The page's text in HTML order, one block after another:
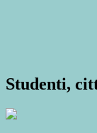
Studenti,